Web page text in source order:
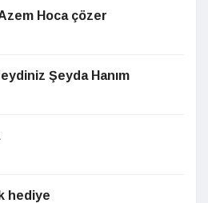
Hoca çözer
Şeyda Hanım
hediye